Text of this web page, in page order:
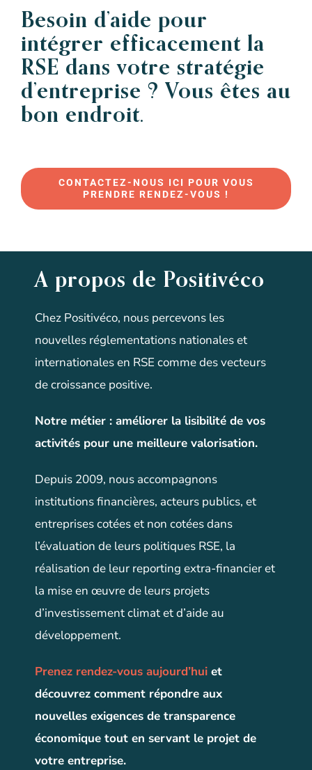
Besoin d’aide pour
intégrer efficacement la
RSE dans votre stratégie
d’entreprise ? Vous êtes au
bon endroit.
CONTACTEZ-NOUS ICI POUR VOUS
PRENDRE RENDEZ-VOUS !
A propos de Positivéco
Chez Positivéco, nous percevons les
nouvelles réglementations nationales et
internationales en RSE comme des vecteurs
de croissance positive.
Notre métier :améliorer la lisibilité de vos
activités pour une meilleure valorisation.
Depuis 2009, nous accompagnons
institutions financières, acteurs publics, et
entreprises cotées et non cotées dans
l’évaluation de leurs politiques RSE, la
réalisation de leur reporting extra-financier et
la mise en œuvre de leurs projets
d’investissement climat et d’aide au
développement.
Prenez rendez-vous aujourd’huiet
découvrez comment répondre aux
nouvelles exigences de transparence
économique tout en servant le projet de
votre entreprise.